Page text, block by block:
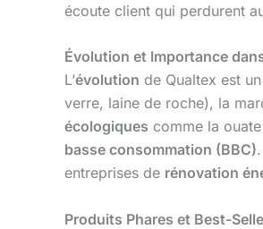
écoute client qui perdurent
Évolution et Importance
L’évolution de Qualtex est
verre, laine de roche), la
écologiques comme la
basse consommation (BBC)
entreprises de rénovation
Produits Phares et Best-